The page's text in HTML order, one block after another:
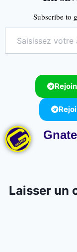
Subscribe to
Laisser un